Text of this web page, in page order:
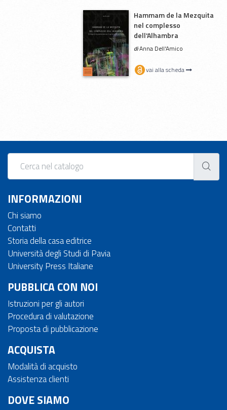
Hammam de la Mezquita
nel complesso
dell'Alhambra
diAnna Dell'Amico
vai alla scheda
INFORMAZIONI
Chi siamo
Contatti
Storia della casa editrice
Università degli Studi di Pavia
University Press Italiane
PUBBLICA CON NOI
Istruzioni per gli autori
Procedura di valutazione
Proposta di pubblicazione
ACQUISTA
Modalità di acquisto
Assistenza clienti
DOVE SIAMO